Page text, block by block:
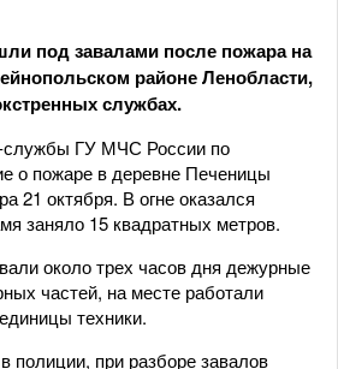
под завалами после пожара на
районе Ленобласти,
службах.
службы ГУ МЧС России по
о пожаре в деревне Печеницы
21 октября. В огне оказался
заняло 15 квадратных метров.
около трех часов дня дежурные
частей, на месте работали
техники.
полиции, при разборе завалов